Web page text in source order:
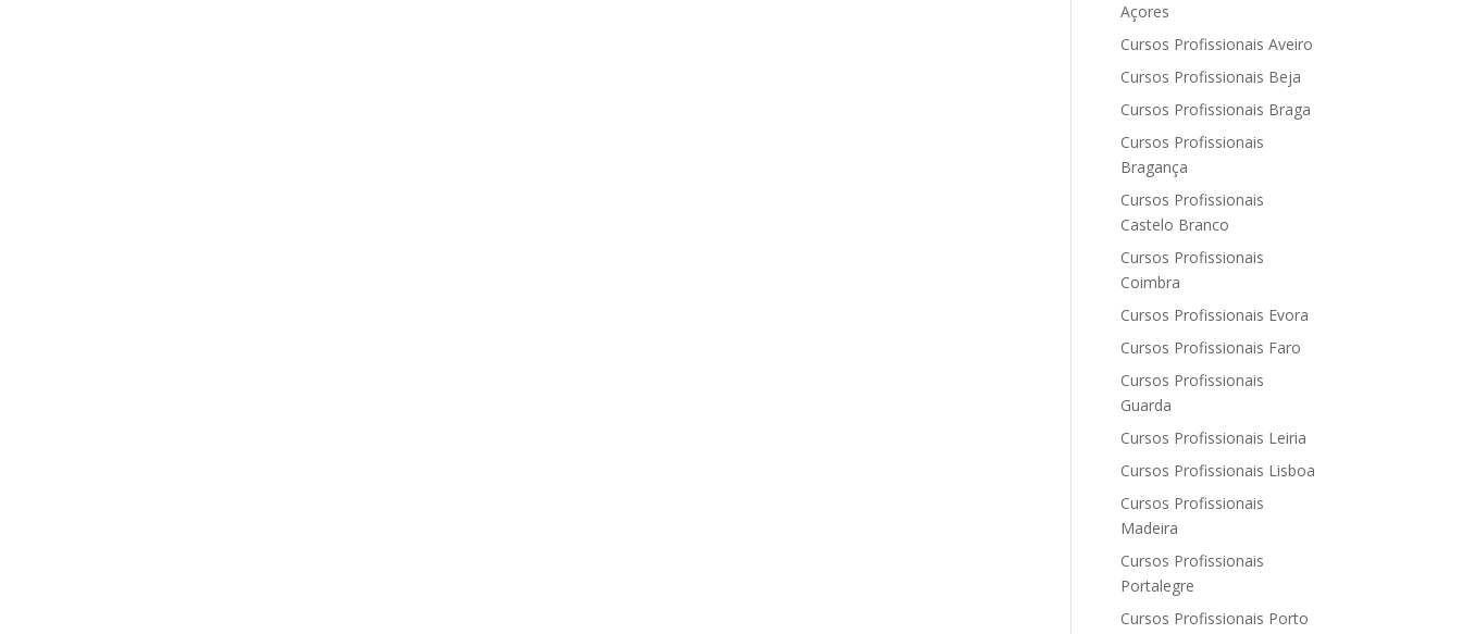
Açores
Cursos Profissionais Aveiro
Cursos Profissionais Beja
Cursos Profissionais Braga
Cursos Profissionais
Bragança
Cursos Profissionais
Castelo Branco
Cursos Profissionais
Coimbra
Cursos Profissionais Evora
Cursos Profissionais Faro
Cursos Profissionais
Guarda
Cursos Profissionais Leiria
Cursos Profissionais Lisboa
Cursos Profissionais
Madeira
Cursos Profissionais
Portalegre
Cursos Profissionais Porto